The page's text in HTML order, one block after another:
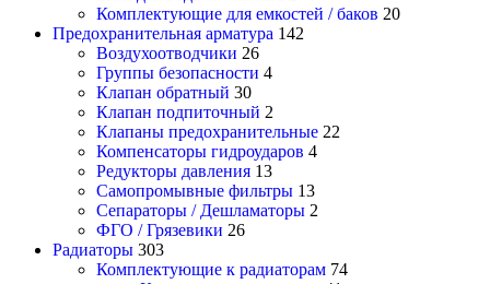
Комплектующие для емкостей / баков 20
Предохранительная арматура 142
Воздухоотводчики 26
Группы безопасности 4
Клапан обратный 30
Клапан подпиточный 2
Клапаны предохранительные 22
Компенсаторы гидроударов 4
Редукторы давления 13
Самопромывные фильтры 13
Сепараторы / Дешламаторы 2
ФГО / Грязевики 26
Радиаторы 303
Комплектующие к радиаторам 74